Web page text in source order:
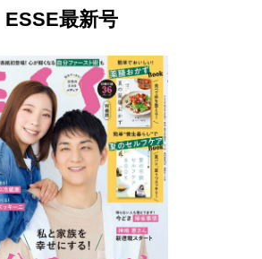
ESSE最新号